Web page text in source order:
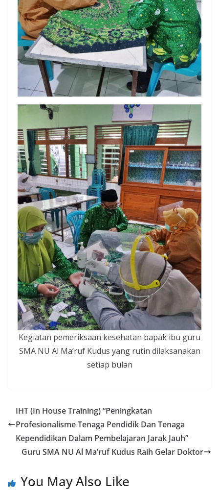
Kegiatan pemeriksaan kesehatan bapak ibu guru
SMA NU Al Ma’ruf Kudus yang rutin dilaksanakan
setiap bulan
IHT (In House Training) “Peningkatan
Profesionalisme Tenaga Pendidik Dan Tenaga
Kependidikan Dalam Pembelajaran Jarak Jauh”
Guru SMA NU Al Ma’ruf Kudus Raih Gelar Doktor
You May Also Like